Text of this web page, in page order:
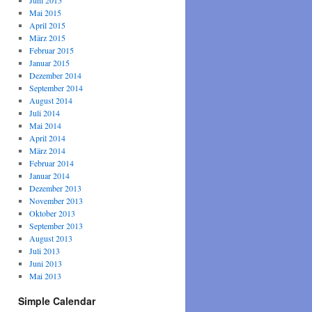
Mai 2015
April 2015
März 2015
Februar 2015
Januar 2015
Dezember 2014
September 2014
August 2014
Juli 2014
Mai 2014
April 2014
März 2014
Februar 2014
Januar 2014
Dezember 2013
November 2013
Oktober 2013
September 2013
August 2013
Juli 2013
Juni 2013
Mai 2013
Simple Calendar